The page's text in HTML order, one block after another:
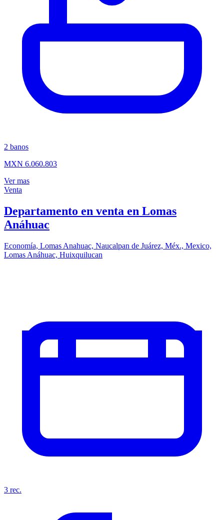
2 banos
MXN 6.060.803
Ver mas
Venta
Departamento en venta en Lomas
Anáhuac
Economía, Lomas Anahuac, Naucalpan de Juárez, Méx., Mexico,
Lomas Anáhuac, Huixquilucan
3 rec.